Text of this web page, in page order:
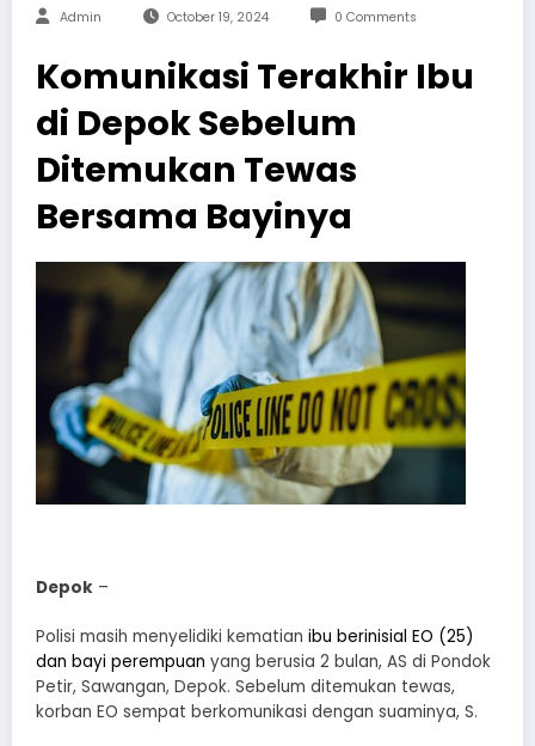
Admin October 19, 2024 0 Comments
Komunikasi Terakhir Ibu
di Depok Sebelum
Ditemukan Tewas
Bersama Bayinya
Depok –
Polisi masih menyelidiki kematian ibu berinisial EO (25)
dan bayi perempuan yang berusia 2 bulan, AS di Pondok
Petir, Sawangan, Depok. Sebelum ditemukan tewas,
korban EO sempat berkomunikasi dengan suaminya, S.